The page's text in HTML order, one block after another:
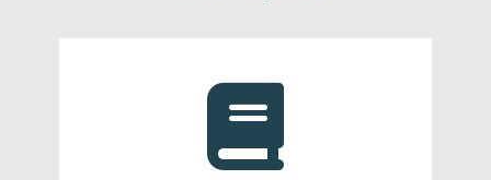
'Een Schitterend Isolement'
Lees meer over dit boek.